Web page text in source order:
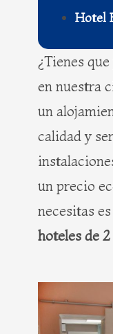
Hotel
¿Tienes
en nuestra
un
calidad y
un precio
necesitas
hoteles de